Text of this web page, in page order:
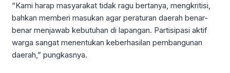
“Kami harap masyarakat tidak ragu bertanya, mengkritisi,
bahkan memberi masukan agar peraturan daerah benar-
benar menjawab kebutuhan di lapangan. Partisipasi aktif
warga sangat menentukan keberhasilan pembangunan
daerah,” pungkasnya.